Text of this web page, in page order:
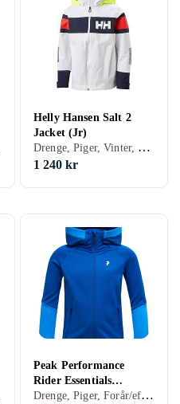
Helly Hansen Salt 2
Jacket (Jr)
Drenge, Piger, Vinter, Forår/efterår, Shelljakke, 176, 152, 164, 128, 140
1 240 kr
Peak Performance
Rider Essentials
Midlayer Jakke (Jr)
Drenge, Piger, Forår/efterår, Softshell/træningsjakke, 170, 150, 160, 130, 140